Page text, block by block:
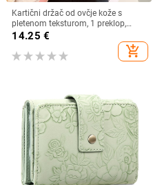
Kartični držač od ovčje kože s
pletenom teksturom, 1 preklop,
višestruki džepovi za kartice i džep
14.25 €
add_shopping_cart